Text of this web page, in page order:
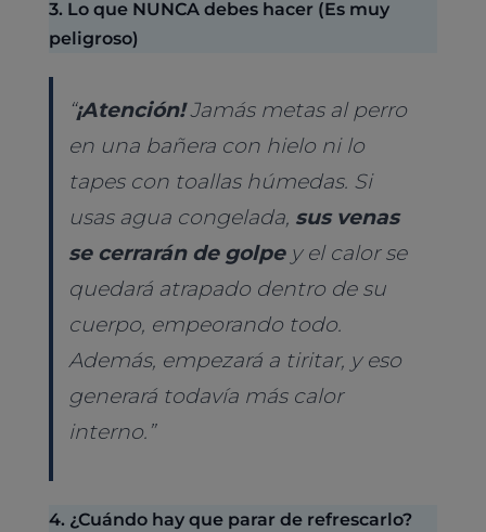
3. Lo que NUNCA debes hacer (Es muy
peligroso)
“¡Atención!Jamás metas al perro
en una bañera con hielo ni lo
tapes con toallas húmedas. Si
usas agua congelada, sus venas
se cerrarán de golpey el calor se
quedará atrapado dentro de su
cuerpo, empeorando todo.
Además, empezará a tiritar, y eso
generará todavía más calor
interno.”
4. ¿Cuándo hay que parar de refrescarlo?